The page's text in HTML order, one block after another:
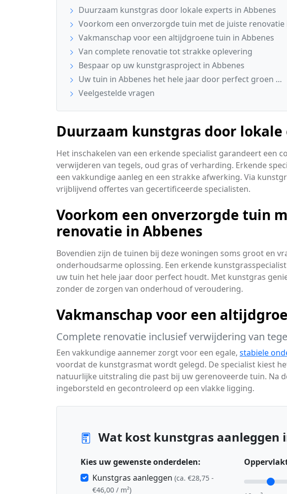
Duurzaam kunstgras door lokale experts in Abbenes
Voorkom een onverzorgde tuin met de juiste renovatie
Vakmanschap voor een altijdgroene tuin in Abbenes
Van complete renovatie tot strakke oplevering
Bespaar op uw kunstgrasproject in Abbenes
Uw tuin in Abbenes het hele jaar door perfect groen …
Veelgestelde vragen
Duurzaam kunstgras door
Het inschakelen van een erkende specialist garandeert een
verwijderen van tegels, oud gras of verharding. Erkende
een vakkundige aanleg en een strakke afwerking. Via
vrijblijvend offertes van gecertificeerde specialisten.
Voorkom een onverzorgde tuin
renovatie in Abbenes
Bovendien zijn de tuinen bij deze woningen soms groot en
onderhoudsarme oplossing. Een erkende
uw tuin het hele jaar door perfect houdt. Met kunstgras
zonder de zorgen van onderhoud of veroudering.
Vakmanschap voor een
Complete renovatie inclusief verwijdering van
Een vakkundige aannemer zorgt voor een egale, stabiele
voordat de kunstgrasmat wordt gelegd. De specialist kiest
natuurlijke uitstraling die past bij uw gerenoveerde tuin. Na
ingeborsteld en gecontroleerd op een vlakke ligging.
Wat kost kunstgras aanleggen
Kies uw gewenste onderdelen:
Kunstgras aanleggen (ca. €28,75 -
€46,00 / m²)